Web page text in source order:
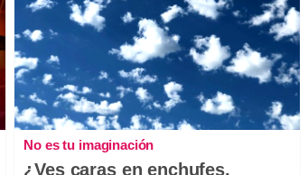
No es tu imaginación
¿Ves caras en enchufes,